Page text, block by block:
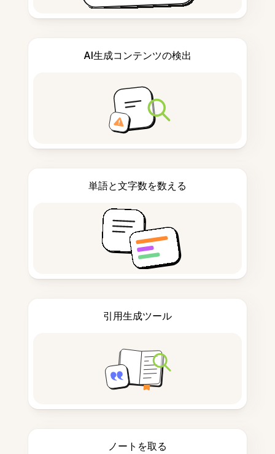
AI生成コンテンツの検出
単語と文字数を数える
引用生成ツール
ノートを取る